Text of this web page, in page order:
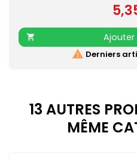
nettoyage des dents peut
diminution de la plaque
buffle satisfait le besoin
chiens
Prix

 Derniers
13 AUTRES
MÊME